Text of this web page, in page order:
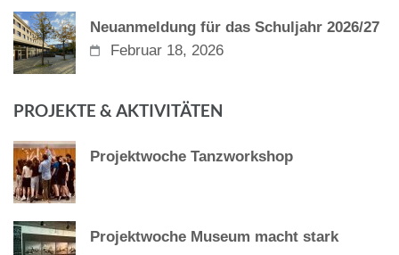
Neuanmeldung für das Schuljahr 2026/27
Februar 18, 2026
PROJEKTE & AKTIVITÄTEN
Projektwoche Tanzworkshop
Projektwoche Museum macht stark